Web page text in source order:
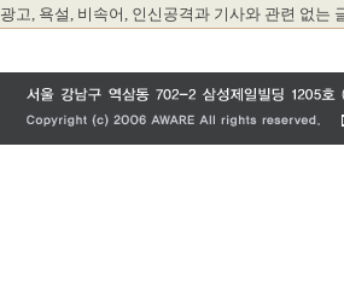
광고, 욕설, 비속어, 인신공격과 기사와 관련 없는